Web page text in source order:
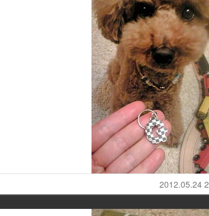
2012.05.24